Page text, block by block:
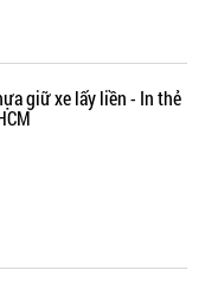
giữ xe lấy liền - In thẻ